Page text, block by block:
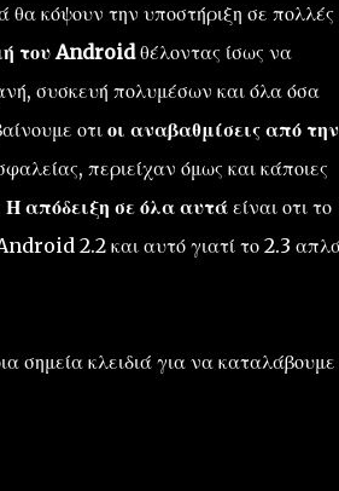
θα κόψουν την υποστήριξη σε πολλές
του Androidθέλοντας ίσως να
συσκευή πολυμέσων και όλα όσα
οτι οι αναβαθμίσεις από την
περιείχαν όμως και κάποιες
Η απόδειξη σε όλα αυτάείναι οτι το
2.2 και αυτό γιατί το 2.3
σημεία κλειδιά για να καταλάβουμε